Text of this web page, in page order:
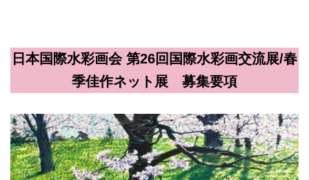
日本国際水彩画会 第26回国際水彩画交流展/春
季佳作ネット展
募集要項